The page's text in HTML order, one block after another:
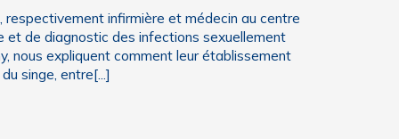
respectivement infirmière et médecin au centre
et de diagnostic des infections sexuellement
nous expliquent comment leur établissement
singe, entre[...]